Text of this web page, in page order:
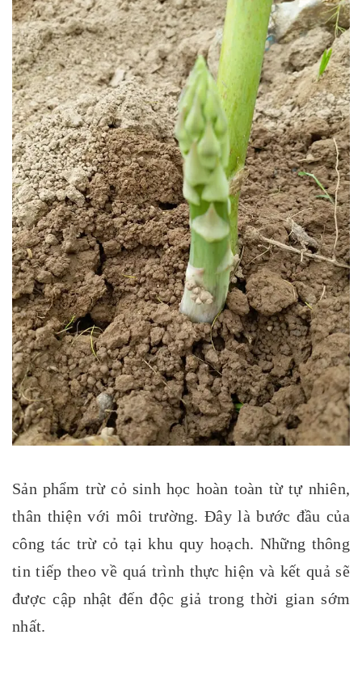
Sản phẩm trừ cỏ sinh học hoàn toàn từ tự nhiên,
thân thiện với môi trường. Đây là bước đầu của
công tác trừ cỏ tại khu quy hoạch. Những thông
tin tiếp theo về quá trình thực hiện và kết quả sẽ
được cập nhật đến độc giả trong thời gian sớm
nhất.